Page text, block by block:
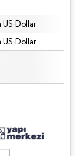
US-Dollar
US-Dollar
Namensnennung